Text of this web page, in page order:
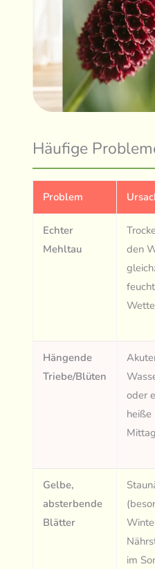
Häufige
Problem
Echter
Mehltau
den
Hängende
Triebe/Blüten
oder
heiße
Gelbe,
absterbende
Blätter
im